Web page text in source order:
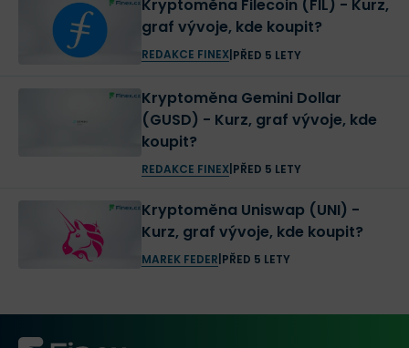
Poznámka:
Protože se Dfinity zaměřuje také na
některé cíle, které mělo původně Ethereum, bývá
Jak Dfinity funguje?
Dfinity jejedním z
nejrevolučnějších,
nejinovativnějších ale také
Kryptoměna Filecoin (FIL) - Kurz,
graf vývoje, kde koupit?
REDAKCE FINEX| PŘED 5 LETY
Kryptoměna Gemini Dollar
(GUSD) - Kurz, graf vývoje, kde
koupit?
REDAKCE FINEX| PŘED 5 LETY
Kryptoměna Uniswap (UNI) -
Kurz, graf vývoje, kde koupit?
MAREK FEDER PŘED 5 LETY